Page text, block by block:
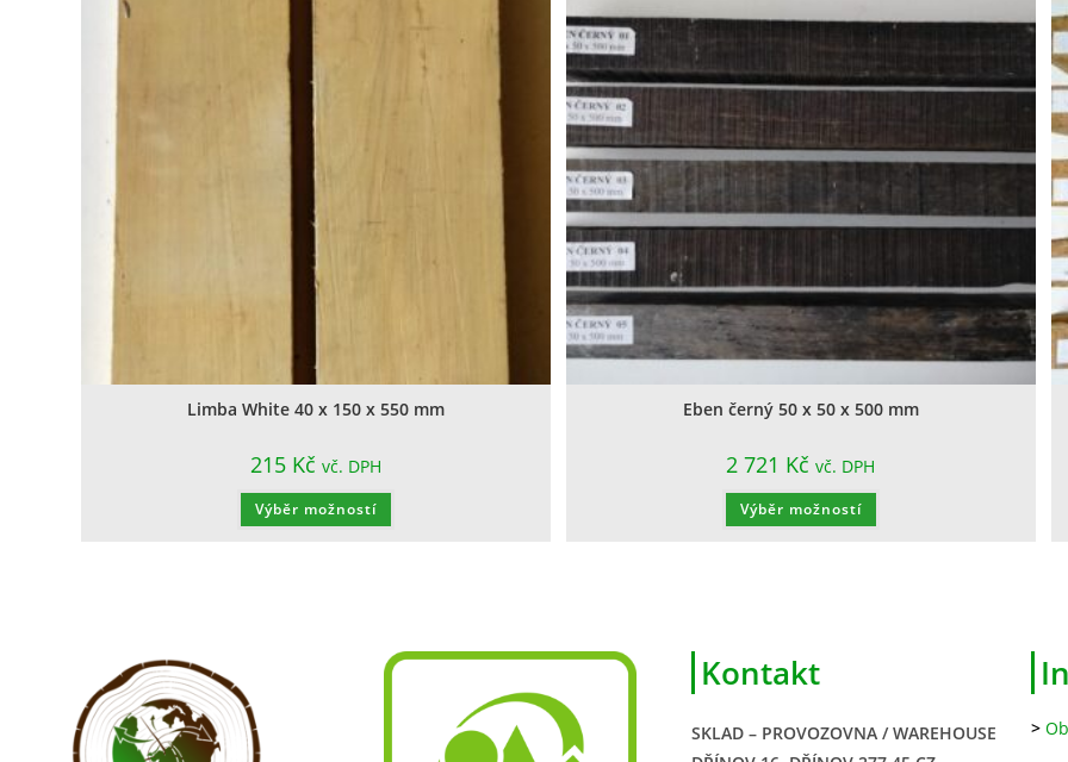
Limba White 40 x 150 x 550 mm
215 Kč vč. DPH
Výběr možností
Eben černý 50 x 50 x 500 mm
2 721 Kč vč. DPH
Výběr možností
Kontakt
SKLAD – PROVOZOVNA / WAREHOUSE
>